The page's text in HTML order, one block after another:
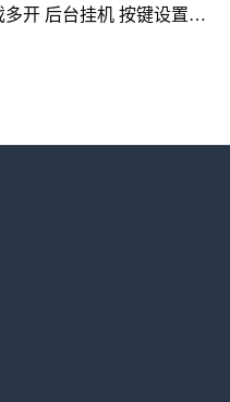
多开 后台挂机 按键设置教